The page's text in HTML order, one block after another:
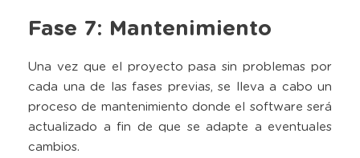
Fase 7: Mantenimiento
Una vez que el proyecto pasa sin problemas por
cada una de las fases previas, se lleva a cabo un
proceso de mantenimiento donde el software será
actualizado a fin de que se adapte a eventuales
cambios.